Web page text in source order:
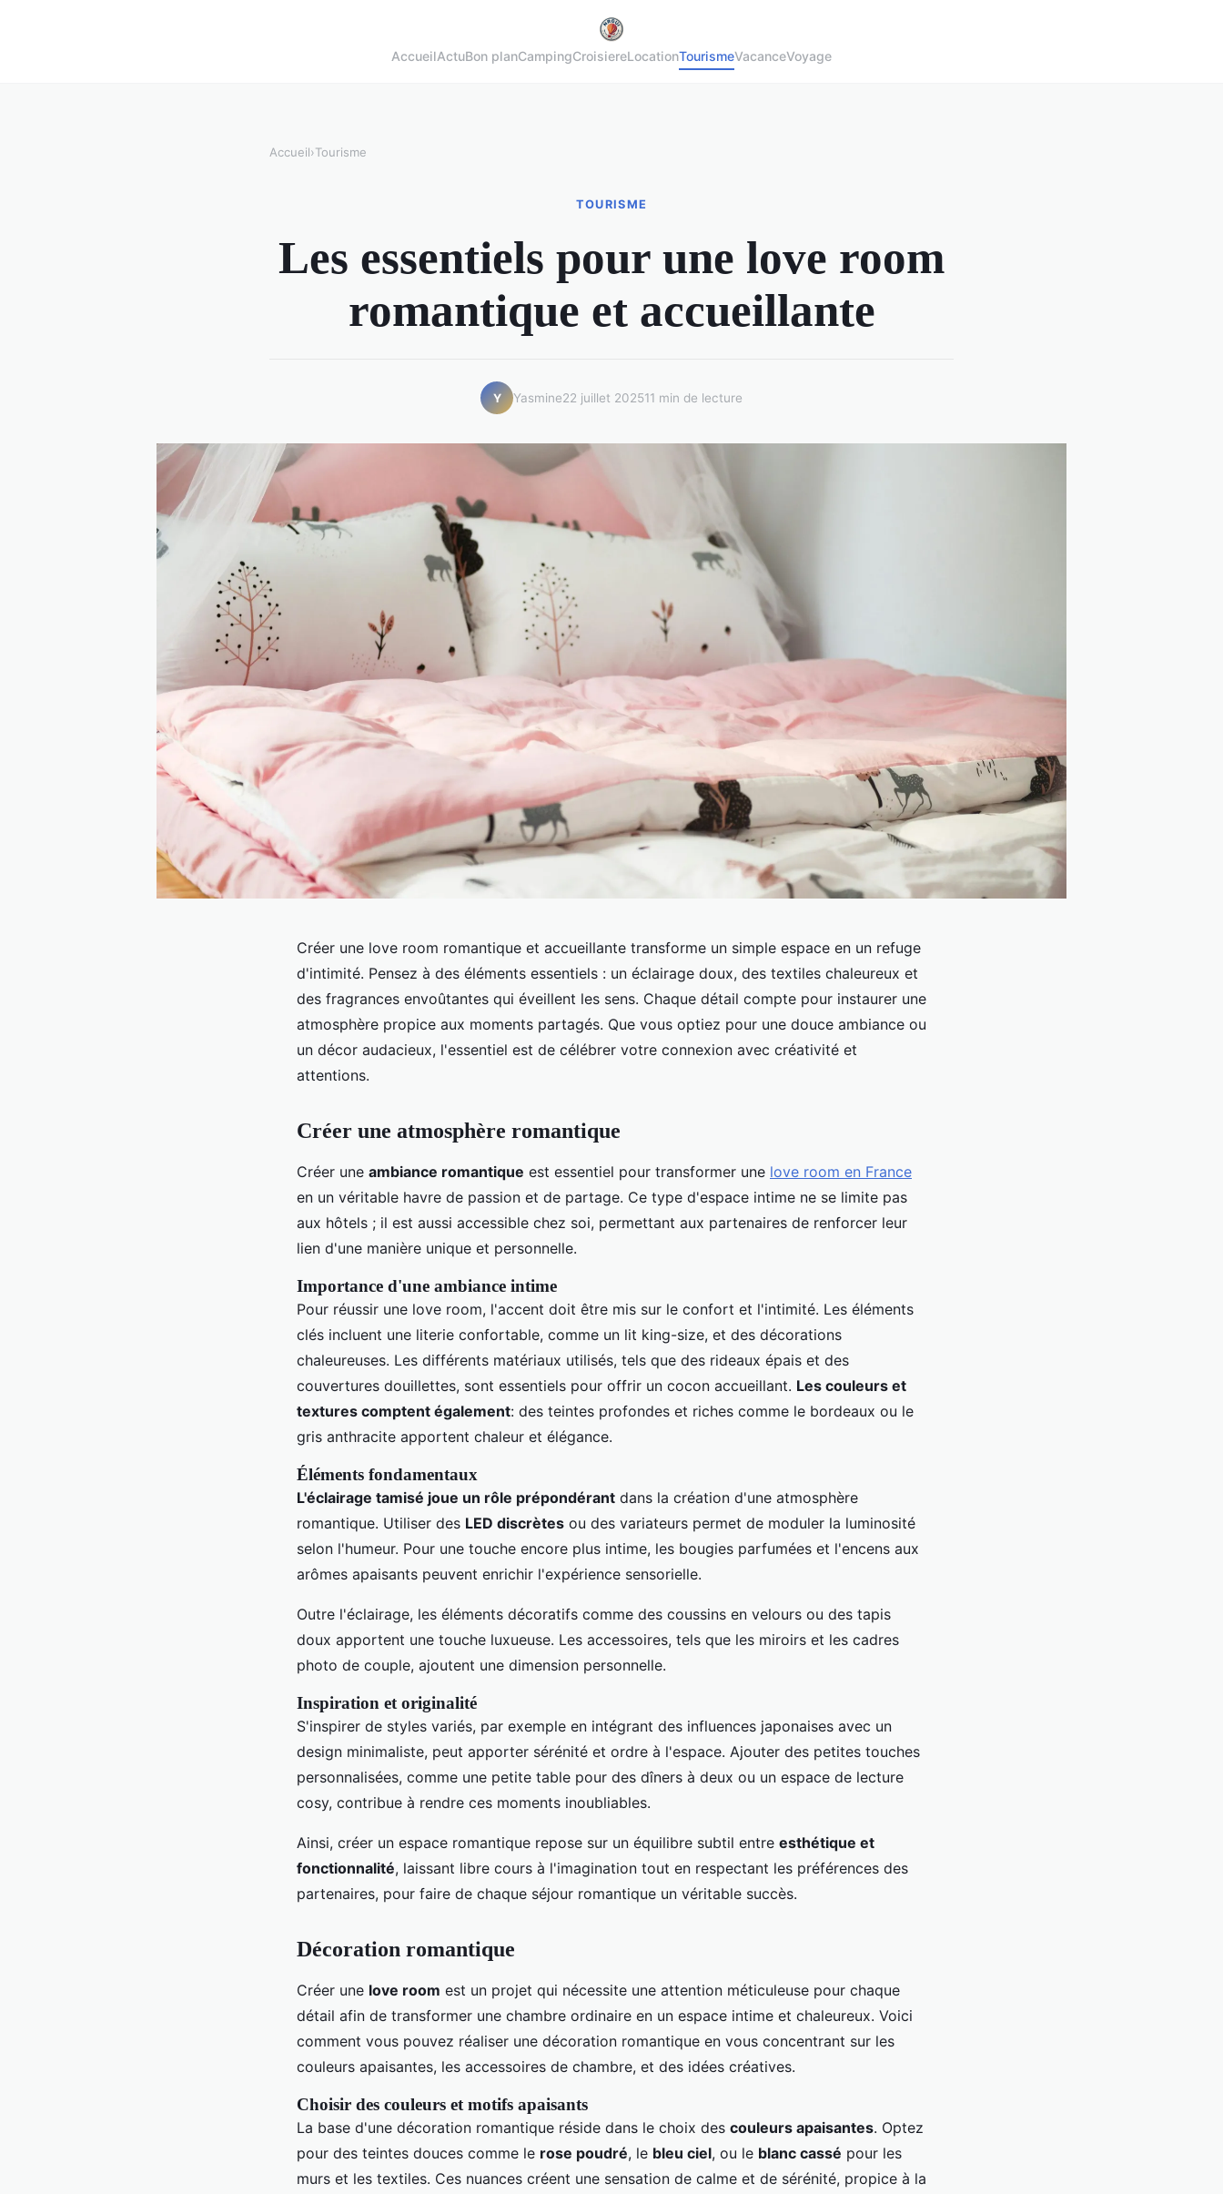
AccueilActuBon planCampingCroisiereLocationTourismeVacanceVoyage
Accueil›Tourisme
TOURISME
Les essentiels pour une love room
romantique et accueillante
Y Yasmine22 juillet 202511 min de lecture
Créer une love room romantique et accueillante transforme un simple espace en un refuge
d'intimité. Pensez à des éléments essentiels : un éclairage doux, des textiles chaleureux et
des fragrances envoûtantes qui éveillent les sens. Chaque détail compte pour instaurer une
atmosphère propice aux moments partagés. Que vous optiez pour une douce ambiance ou
un décor audacieux, l'essentiel est de célébrer votre connexion avec créativité et
attentions.
Créer une atmosphère romantique
Créer une ambiance romantique est essentiel pour transformer une love room en France
en un véritable havre de passion et de partage. Ce type d'espace intime ne se limite pas
aux hôtels ; il est aussi accessible chez soi, permettant aux partenaires de renforcer leur
lien d'une manière unique et personnelle.
Importance d'une ambiance intime
Pour réussir une love room, l'accent doit être mis sur le confort et l'intimité. Les éléments
clés incluent une literie confortable, comme un lit king-size, et des décorations
chaleureuses. Les différents matériaux utilisés, tels que des rideaux épais et des
couvertures douillettes, sont essentiels pour offrir un cocon accueillant. Les couleurs et
textures comptent également: des teintes profondes et riches comme le bordeaux ou le
gris anthracite apportent chaleur et élégance.
Éléments fondamentaux
L'éclairage tamisé joue un rôle prépondérant dans la création d'une atmosphère
romantique. Utiliser des LED discrètes ou des variateurs permet de moduler la luminosité
selon l'humeur. Pour une touche encore plus intime, les bougies parfumées et l'encens aux
arômes apaisants peuvent enrichir l'expérience sensorielle.
Outre l'éclairage, les éléments décoratifs comme des coussins en velours ou des tapis
doux apportent une touche luxueuse. Les accessoires, tels que les miroirs et les cadres
photo de couple, ajoutent une dimension personnelle.
Inspiration et originalité
S'inspirer de styles variés, par exemple en intégrant des influences japonaises avec un
design minimaliste, peut apporter sérénité et ordre à l'espace. Ajouter des petites touches
personnalisées, comme une petite table pour des dîners à deux ou un espace de lecture
cosy, contribue à rendre ces moments inoubliables.
Ainsi, créer un espace romantique repose sur un équilibre subtil entre esthétique et
fonctionnalité, laissant libre cours à l'imagination tout en respectant les préférences des
partenaires, pour faire de chaque séjour romantique un véritable succès.
Décoration romantique
Créer une love room est un projet qui nécessite une attention méticuleuse pour chaque
détail afin de transformer une chambre ordinaire en un espace intime et chaleureux. Voici
comment vous pouvez réaliser une décoration romantique en vous concentrant sur les
couleurs apaisantes, les accessoires de chambre, et des idées créatives.
Choisir des couleurs et motifs apaisants
La base d'une décoration romantique réside dans le choix des couleurs apaisantes. Optez
pour des teintes douces comme le rose poudré, le bleu ciel, ou le blanc cassé pour les
murs et les textiles. Ces nuances créent une sensation de calme et de sérénité, propice à la